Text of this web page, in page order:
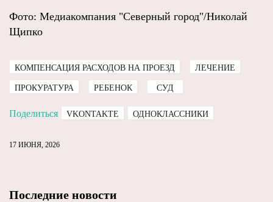
Фото: Медиакомпания "Северный город"/Николай
Щипко
КОМПЕНСАЦИЯ РАСХОДОВ НА ПРОЕЗД ЛЕЧЕНИЕ
ПРОКУРАТУРА РЕБЕНОК СУД
Поделиться VKONTAKTE ОДНОКЛАССНИКИ
17 ИЮНЯ, 2026
Последние новости